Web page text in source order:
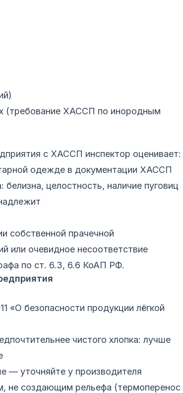
(требование ХАССП по инородным
с ХАССП инспектор оценивает:
одежде в документации ХАССП
целостность, наличие пуговиц
собственной прачечной
или очевидное несоответствие
по ст. 6.3, 6.6 КоАП РФ.
«О безопасности продукции лёгкой
чистого хлопка: лучше
— уточняйте у производителя
не создающим рельефа (термоперенос